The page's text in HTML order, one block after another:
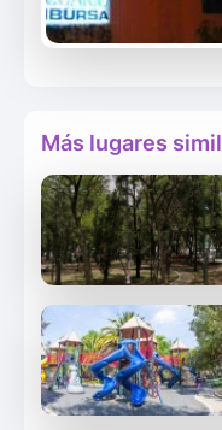
Más lugares